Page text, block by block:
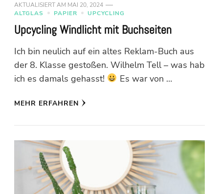
AKTUALISIERT AM MAI 20, 2024
ALTGLAS
PAPIER UPCYCLING
Upcycling Windlicht mit Buchseiten
Ich bin neulich auf ein altes Reklam-Buch aus
der 8. Klasse gestoßen. Wilhelm Tell – was hab
ich es damals gehasst!
Es war von …
MEHR ERFAHREN